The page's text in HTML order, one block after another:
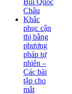
Châu
Khắc
phục cận
thị bằng
phương
pháp tự
nhiên –
Các bài
tập cho
mắt